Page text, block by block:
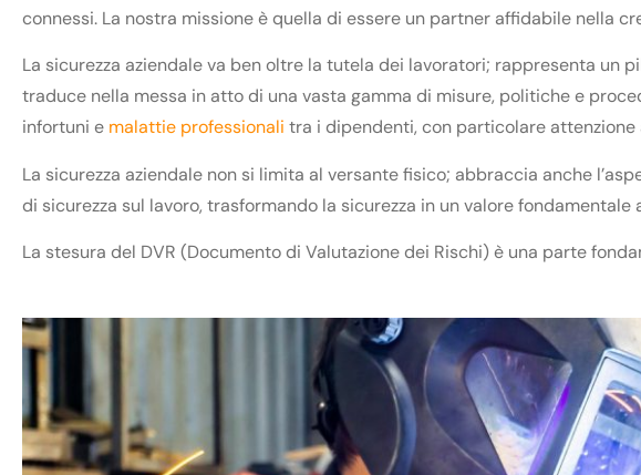
connessi. La nostra missione è quella di essere un partner affidabile nella
La sicurezza aziendale va ben oltre la tutela dei lavoratori; rappresenta
traduce nella messa in atto di una vasta gamma di misure, politiche e
infortuni e malattie professionali tra i dipendenti, con particolare
La sicurezza aziendale non si limita al versante fisico; abbraccia anche
di sicurezza sul lavoro, trasformando la sicurezza in un valore fondamentale
La stesura del DVR (Documento di Valutazione dei Rischi) è una parte